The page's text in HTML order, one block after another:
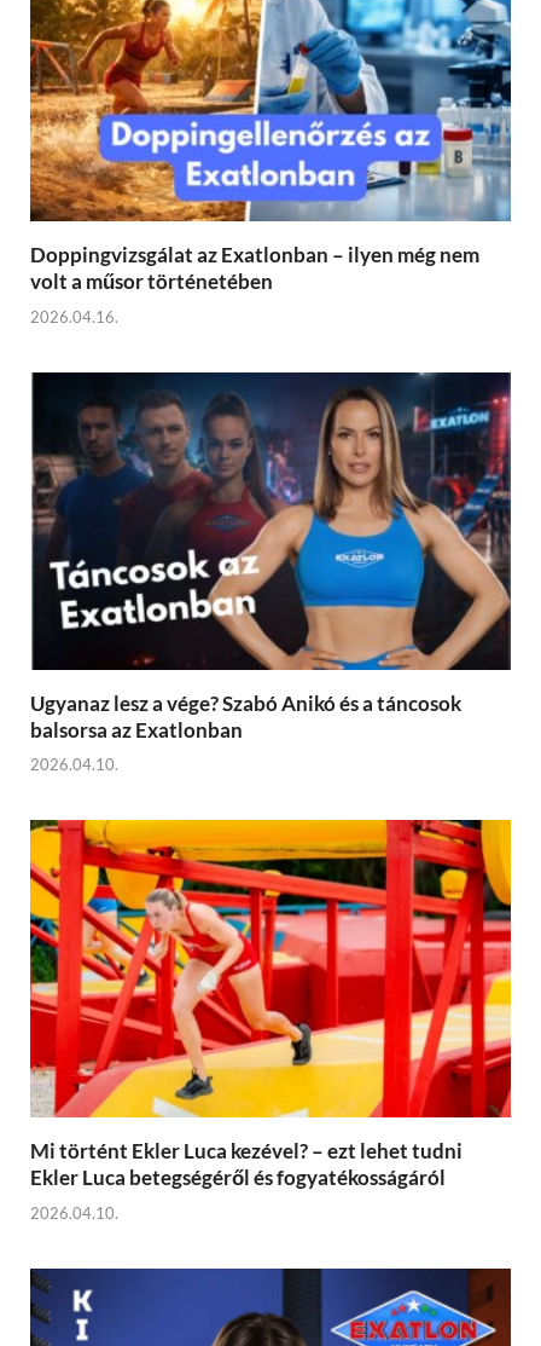
Doppingvizsgálat az Exatlonban – ilyen még nem
volt a műsor történetében
2026.04.16.
Ugyanaz lesz a vége? Szabó Anikó és a táncosok
balsorsa az Exatlonban
2026.04.10.
Mi történt Ekler Luca kezével? – ezt lehet tudni
Ekler Luca betegségéről és fogyatékosságáról
2026.04.10.